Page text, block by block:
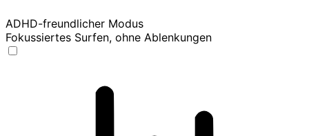
ADHD-freundlicher Modus
Fokussiertes Surfen, ohne Ablenkungen